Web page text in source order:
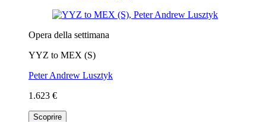
Opera della settimana
YYZ to MEX (S)
Peter Andrew Lusztyk
1.623 €
Scoprire